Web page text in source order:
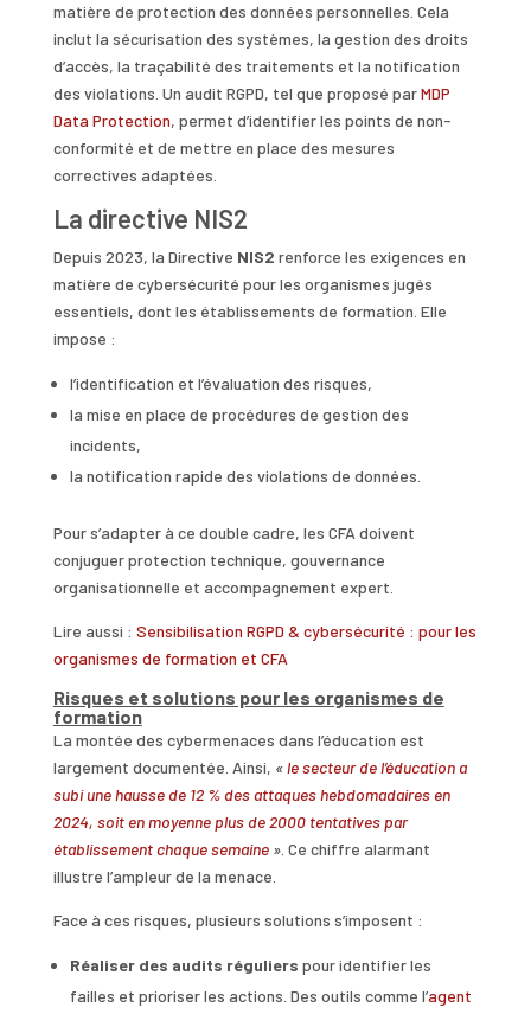
matière de protection des données personnelles. Cela
inclut la sécurisation des systèmes, la gestion des droits
d’accès, la traçabilité des traitements et la notification
des violations. Un audit RGPD, tel que proposé parMDP
Data Protection, permet d’identifier les points de non-
conformité et de mettre en place des mesures
correctives adaptées.
La directive NIS2
Depuis 2023, la Directive NIS2 renforce les exigences en
matière de cybersécurité pour les organismes jugés
essentiels, dont les établissements de formation. Elle
impose :
l’identification et l’évaluation des risques,
la mise en place de procédures de gestion des
incidents,
la notification rapide des violations de données.
Pour s’adapter à ce double cadre, les CFA doivent
conjuguer protection technique, gouvernance
organisationnelle et accompagnement expert.
Lire aussi : Sensibilisation RGPD & cybersécurité : pour les
organismes de formation et CFA
Risques et solutions pour les organismes de
formation
La montée des cybermenaces dans l’éducation est
largement documentée. Ainsi, «le secteur de l’éducation a
subi une hausse de 12 % des attaques hebdomadaires en
2024, soit en moyenne plus de 2000 tentatives par
établissement chaque semaine». Ce chiffre alarmant
illustre l’ampleur de la menace.
Face à ces risques, plusieurs solutions s’imposent :
Réaliser des audits réguliers pour identifier les
failles et prioriser les actions. Des outils comme l’agent